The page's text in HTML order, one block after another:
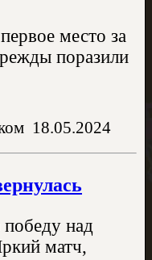
место за
поразили
18.05.2024
над
матч,